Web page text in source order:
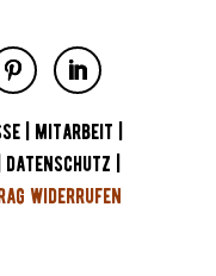
| MITARBEIT
DATENSCHUTZ
WIDERRUFEN